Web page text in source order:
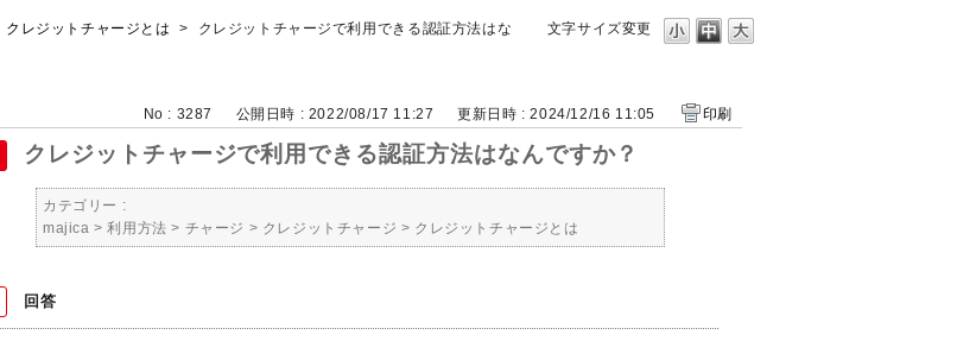
文字サイズ変更
クレジットチャージとは >
クレジットチャージで利用できる認証方法はな
No : 3287 公開日時 : 2022/08/17 11:27 更新日時 : 2024/12/16 11:05 印刷
クレジットチャージで利用できる認証方法はなんですか？
カテゴリー :
majica >利用方法 > チャージ > クレジットチャージ > クレジットチャージとは
回答